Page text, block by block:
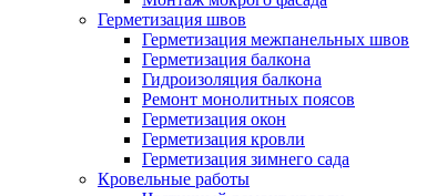
Герметизация швов
Герметизация межпанельных швов
Герметизация балкона
Гидроизоляция балкона
Ремонт монолитных поясов
Герметизация окон
Герметизация кровли
Герметизация зимнего сада
Кровельные работы